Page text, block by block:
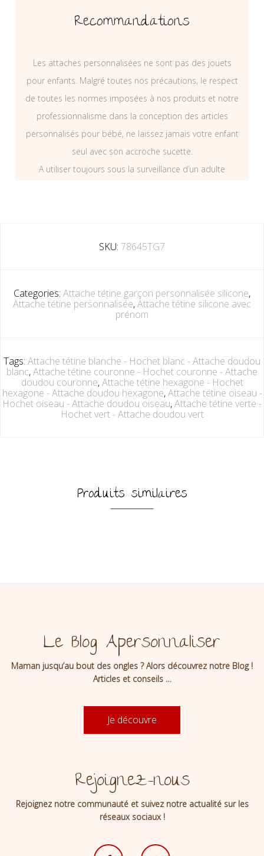
Recommandations
Les attaches personnalisées ne sont pas des jouets
pour enfants. Malgré toutes nos précautions, le respect
de toutes les normes imposées à nos produits et notre
professionnalisme dans la conception des articles
personnalisés pour bébé, ne laissez jamais votre enfant
seul avec son accroche sucette.
A utiliser toujours sous la surveillance d’un adulte
SKU: 78645TG7
Categories: Attache tétine garçon personnalisée silicone,
Attache tétine personnalisée,Attache tétine silicone avec
prénom
Tags: Attache tétine blanche - Hochet blanc - Attache doudou
blanc,Attache tétine couronne - Hochet couronne - Attache
doudou couronne,Attache tétine hexagone - Hochet
hexagone - Attache doudou hexagone,Attache tétine oiseau -
Hochet oiseau - Attache doudou oiseau,Attache tétine verte -
Hochet vert - Attache doudou vert
Produits similaires
Le Blog Apersonnaliser
Maman jusqu’au bout des ongles ? Alors découvrez notre Blog !
Articles et conseils …
Je découvre
Rejoignez-nous
Rejoignez notre communauté et suivez notre actualité sur les
réseaux sociaux !